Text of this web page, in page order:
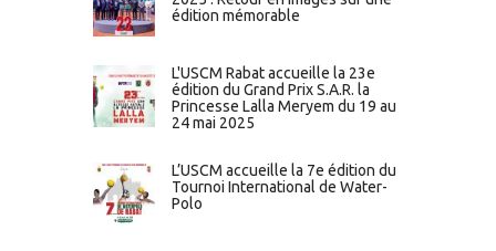
édition mémorable
L'USCM Rabat accueille la 23e
édition du Grand Prix S.A.R. la
Princesse Lalla Meryem du 19 au
24 mai 2025
L’USCM accueille la 7e édition du
Tournoi International de Water-
Polo